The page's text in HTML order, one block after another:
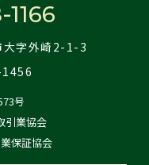
大字外崎2-1-3
号
引業協会
保証協会